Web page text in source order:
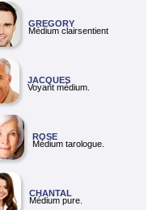
GREGORY
Médium clairsentient
JACQUES
Voyant médium.
ROSE
Médium tarologue.
CHANTAL
Médium pure.